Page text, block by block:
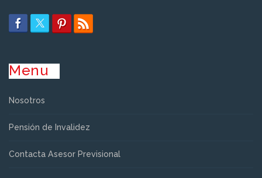
Menu
Nosotros
Pensión de Invalidez
Contacta Asesor Previsional